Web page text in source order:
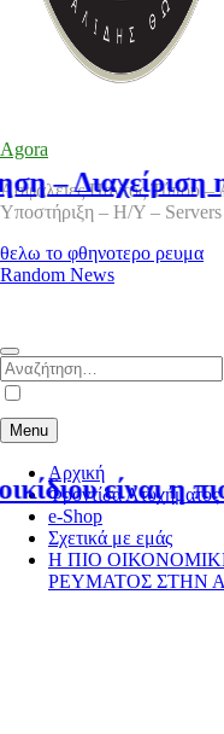
Agora
Ασφάλειες Παντός Τύπου –
Υποστήριξη – Η/Υ – Servers
θελω το φθηνοτερο ρευμα
Random News
Αναζήτηση
για:
Menu
Αρχική
Φροντίδα
e-Shop
Σχετικά με εμάς
Η ΠΙΟ
ΡΕΥΜΑΤΟΣ ΣΤΗΝ
είναι η πιο